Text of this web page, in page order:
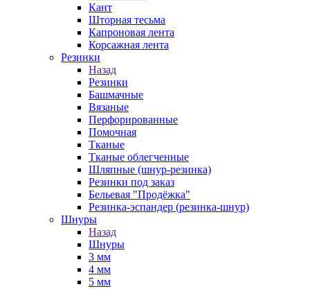
Кант
Шторная тесьма
Капроновая лента
Корсажная лента
Резинки
Назад
Резинки
Башмачные
Вязаные
Перфорированные
Помочная
Тканые
Тканые облегченные
Шляпные (шнур-резинка)
Резинки под заказ
Бельевая "Продёжка"
Резинка-эспандер (резинка-шнур)
Шнуры
Назад
Шнуры
3 мм
4 мм
5 мм